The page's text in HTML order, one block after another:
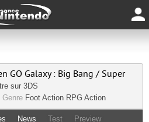
GO Galaxy : Big Bang / Super
sur 3DS
Genre Foot Action RPG Action
News Test Preview